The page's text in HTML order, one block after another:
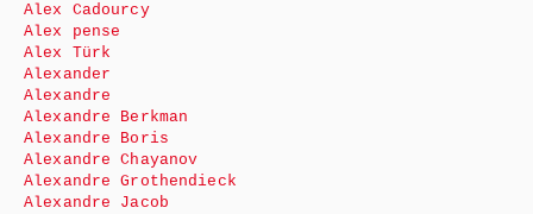
Alex Cadourcy
Alex pense
Alex Türk
Alexander
Alexandre
Alexandre Berkman
Alexandre Boris
Alexandre Chayanov
Alexandre Grothendieck
Alexandre Jacob